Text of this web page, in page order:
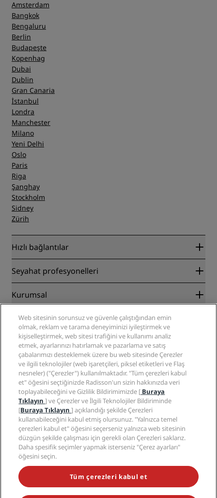
Amsterdam
Bangkok
Bengaluru
Berlin
Budapeşte
Kopenhag
Dubai
Dublin
Gran Canaria
İstanbul
Londra
Manchester
Milano
Yeni Delhi
Oslo
Paris
Riga
Şanghay
Stockholm
Sidney
Zürih
Hızlı bağlantılar
Radisson Rewards
Blog
Radisson Hotels Uygulaması
Sports Approved oteller
Aile Dostu Oteller
Sağlık ve Güvenlik
Seyahat profesyonelleri
İş Ortakları
Seyahat acenteleri
Kurumsal
Radisson Hotel Group
Medya
Kariyer RHG
Kariyer PPHE
EHL Kariyer
The Club by RHG
Geliştirme fırsatları
Sorumlu İşletme
Satın Alma
Yasal
Gizlilik Merkezi
Yasal bildirim
Radisson Rewards hüküm ve koşulları
Site kullanım sözleşmesi
Dijital Erişilebilirlik
Modern Kölelik Beyanı
Yardım
Tüketici uyarıları
İletişim
SSS
Site haritası
Sosyal medya
Radisson Hotels Markaları
POPÜLER KAMPANYALARIMIZI KAÇIRMAYIN
Web sitesinin sorunsuz ve güvenle çalıştığından emin
olmak, reklam ve tarama deneyiminizi iyileştirmek ve
kişiselleştirmek, web sitesi trafiğini ve kullanımı analiz
etmek, ayarlarınızı hatırlamak ve pazarlama ve satış
çabalarımızı desteklemek üzere bu web sitesinde Çerezler
ve ilgili teknolojiler (web işaretçileri, piksel etiketleri ve Flaş
nesneler) ("Çerezler") kullanılmaktadır. "Tüm çerezleri kabul
et" öğesini seçtiğinizde Radisson'un sizin hakkınızda veri
toplayabileceğini ve Gizlilik Bildirimimizde [ Buraya
Tıklayın] ve Çerezler ve İlgili Teknolojiler Bildiriminde
[Buraya Tıklayın] açıklandığı şekilde Çerezleri
kullanabileceğini kabul etmiş olursunuz. "Yalnızca temel
çerezleri kabul et" öğesini seçerseniz yalnızca web sitesinin
düzgün şekilde çalışması için gerekli olan Çerezleri saklarız.
Daha spesifik seçimler yapmak isterseniz "Çerez ayarları"
öğesini seçin.
Tüm çerezleri kabul et